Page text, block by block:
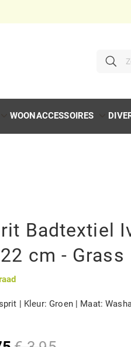
Zoeken
WOONACCESSOIRES
Badtextiel
cm - Grass
| Kleur: Groen | Maat: